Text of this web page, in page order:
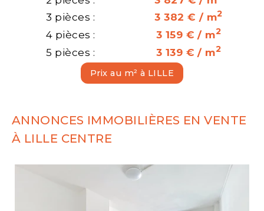
3 pièces : 3 382 € / m2
4 pièces : 3 159 € / m2
5 pièces : 3 139 € / m2
Prix au m² à LILLE
ANNONCES IMMOBILIÈRES EN VENTE
À LILLE CENTRE